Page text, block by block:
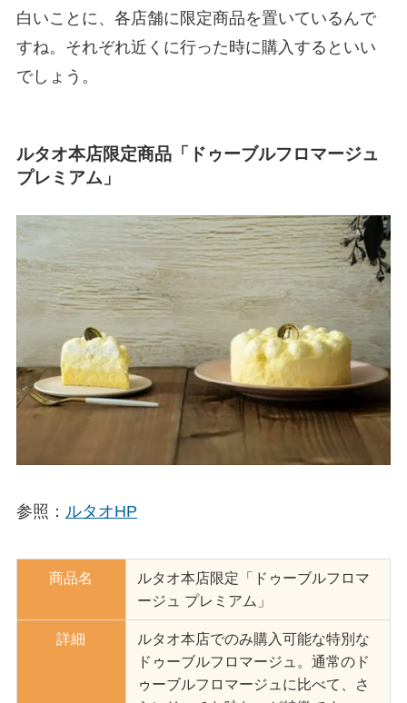
白いことに、各店舗に限定商品を置いているんで
すね。それぞれ近くに行った時に購入するといい
でしょう。
ルタオ本店限定商品「ドゥーブルフロマージュ
プレミアム」
参照： ルタオHP
商品名
ルタオ本店限定「ドゥーブルフロマ
ージュ プレミアム」
詳細
ルタオ本店でのみ購入可能な特別な
ドゥーブルフロマージュ。通常のド
ゥーブルフロマージュに比べて、さ